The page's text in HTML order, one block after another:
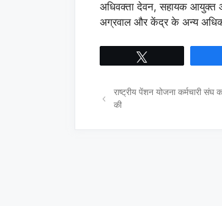
अधिवक्ता देवन, सहायक आयुक्त
अग्रवाल और केंद्र के अन्य
राष्ट्रीय पेंशन योजना कर्मचारी
की